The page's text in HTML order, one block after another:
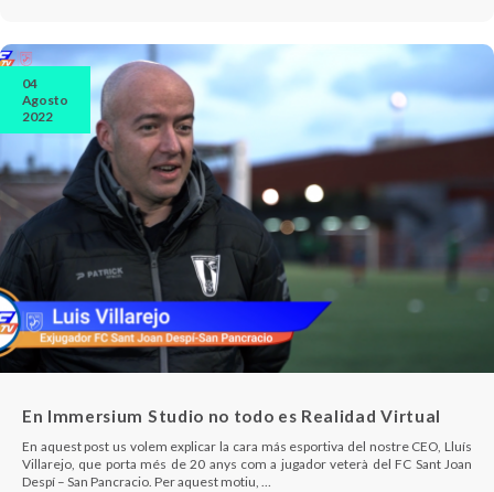
04
Agosto
2022
En Immersium Studio no todo es Realidad Virtual
En aquest post us volem explicar la cara más esportiva del nostre CEO, Lluís
Villarejo, que porta més de 20 anys com a jugador veterà del FC Sant Joan
Despí – San Pancracio. Per aquest motiu, …